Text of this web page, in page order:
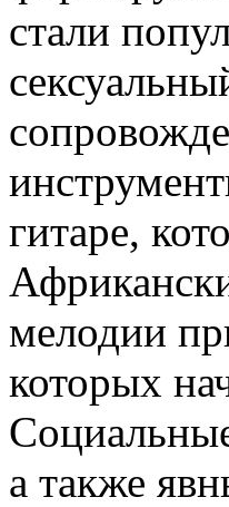
стали
гитаре,
мелодии
которых
а также